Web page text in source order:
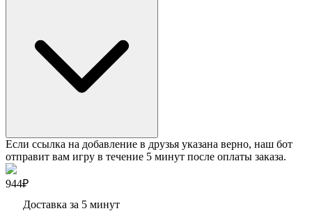
Если ссылка на добавление в друзья указана верно, наш бот
отправит вам игру в течение 5 минут после оплаты заказа.
944₽
Доставка за 5 минут